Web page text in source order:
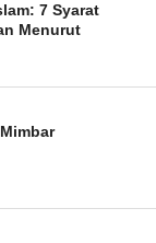
7 Syarat
Menurut